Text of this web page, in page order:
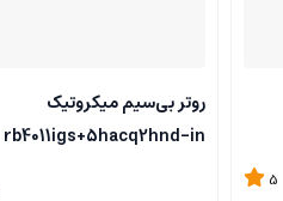
5
روتر بی‌سیم میکروتیک
rb4011igs+5hacq2hnd-in